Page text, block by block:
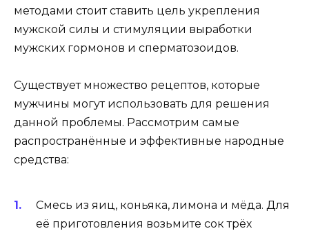
методами стоит ставить цель укрепления
мужской силы и стимуляции выработки
мужских гормонов и сперматозоидов.
Существует множество рецептов, которые
мужчины могут использовать для решения
данной проблемы. Рассмотрим самые
распространённые и эффективные народные
средства:
Смесь из яиц, коньяка, лимона и мёда. Для
её приготовления возьмите сок трёх